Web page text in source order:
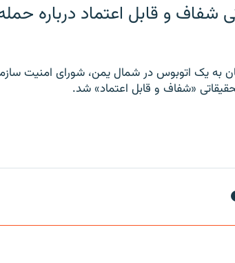
شفاف و قابل اعتماد درباره
به یک اتوبوس در شمال یمن، شورای امنیت
«شفاف و قابل اعتماد» شد.